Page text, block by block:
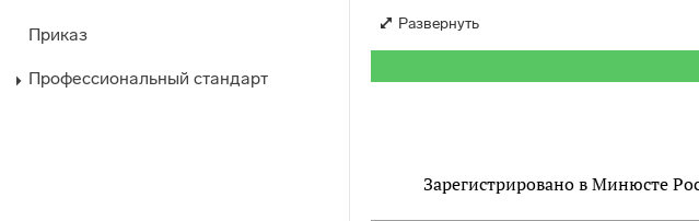
Приказ
Профессиональный стандарт
Развернуть
Зарегистрировано в Минюсте